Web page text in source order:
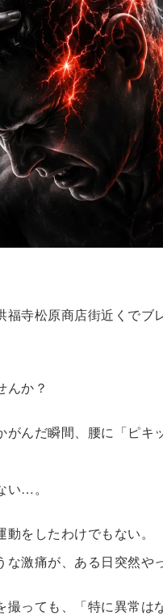
寺松原商店街近くでブ
んか？
んだ瞬間、腰に「ピキ
い…。
をしたわけでもない。
激痛が、ある日突然や
っても、「特に異常は